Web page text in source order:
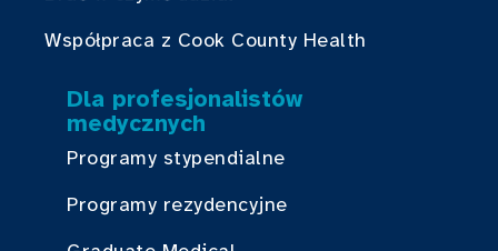
Współpraca z Cook County Health
Dla profesjonalistów
medycznych
Programy stypendialne
Programy rezydencyjne